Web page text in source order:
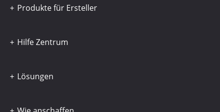
Produkte für Ersteller
Hilfe Zentrum
Lösungen